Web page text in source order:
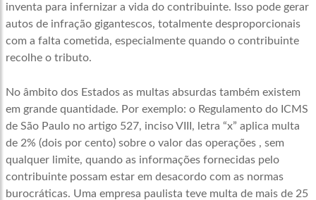
inventa para infernizar a vida do contribuinte. Isso pode gerar
autos de infração gigantescos, totalmente desproporcionais
com a falta cometida, especialmente quando o contribuinte
recolhe o tributo.
No âmbito dos Estados as multas absurdas também existem
em grande quantidade. Por exemplo: o Regulamento do ICMS
de São Paulo no artigo 527, inciso VIII, letra “x” aplica multa
de 2% (dois por cento) sobre o valor das operações , sem
qualquer limite, quando as informações fornecidas pelo
contribuinte possam estar em desacordo com as normas
burocráticas. Uma empresa paulista teve multa de mais de 25